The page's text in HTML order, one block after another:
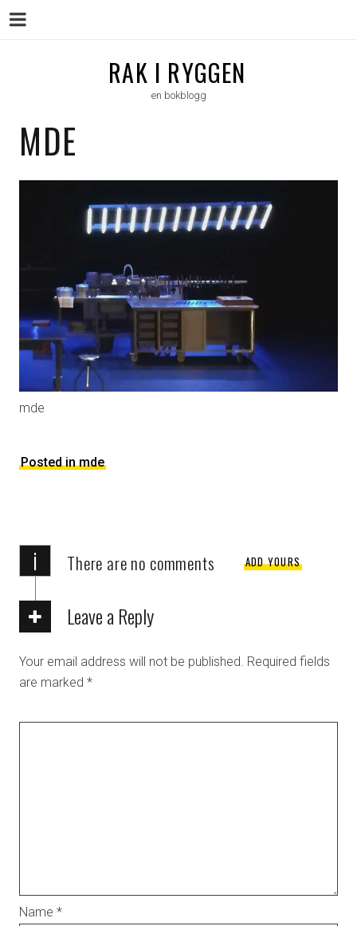
RAK I RYGGEN
en bokblogg
MDE
mde
Posted in mde
i There are no comments ADD YOURS
Leave a Reply
Your email address will not be published. Required fields
are marked *
Name *
Menu